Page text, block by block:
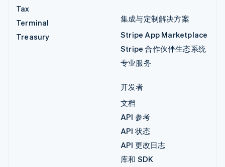
Tax
Terminal
Treasury
集成与定制解决方案
Stripe App Marketplace
Stripe 合作伙伴生态系统
专业服务
开发者
文档
API 参考
API 状态
API 更改日志
库和 SDK